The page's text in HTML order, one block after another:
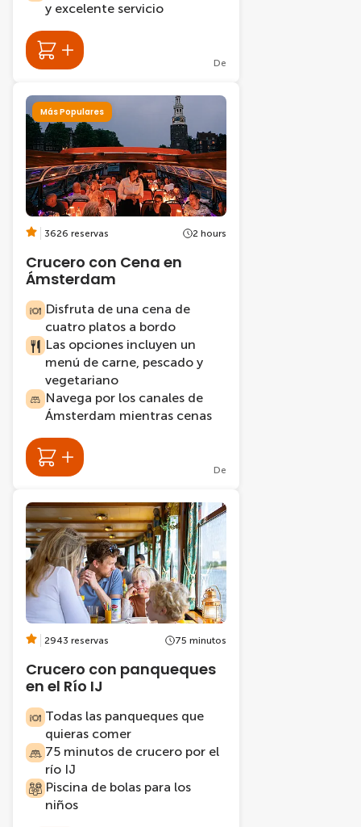
y excelente servicio
De
Más Populares
3626 reservas 2 hours
Crucero con Cena en
Ámsterdam
Disfruta de una cena de
cuatro platos a bordo
Las opciones incluyen un
menú de carne, pescado y
vegetariano
Navega por los canales de
Ámsterdam mientras cenas
De
2943 reservas 75 minutos
Crucero con panqueques
en el Río IJ
Todas las panqueques que
quieras comer
75 minutos de crucero por el
río IJ
Piscina de bolas para los
niños